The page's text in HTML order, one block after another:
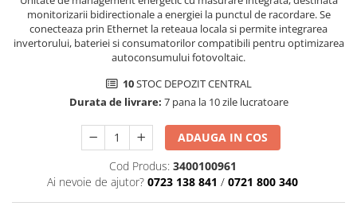
monitorizarii bidirectionale a energiei la punctul de racordare. Se
conecteaza prin Ethernet la reteaua locala si permite integrarea
invertorului, bateriei si consumatorilor compatibili pentru optimizarea
autoconsumului fotovoltaic.
10STOC DEPOZIT CENTRAL
Durata de livrare: 7 pana la 10 zile lucratoare
ADAUGA IN COS
Cod Produs: 3400100961
Ai nevoie de ajutor? 0723 138 841 / 0721 800 340